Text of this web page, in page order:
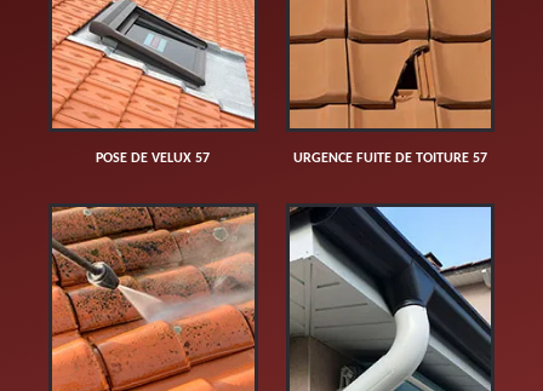
POSE DE VELUX 57 URGENCE FUITE DE TOITURE 57